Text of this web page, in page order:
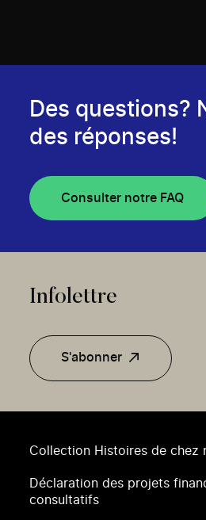
Collection Histoires de chez
Déclaration des projets
consultatifs
Des questions?
des réponses!
Consulter notre FAQ
Infolettre
S'abonner